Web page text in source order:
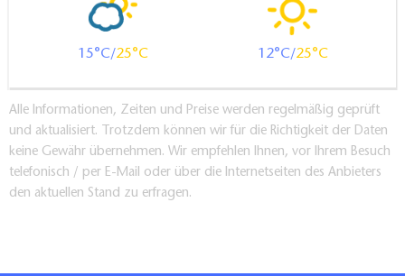
15 25 12 25
Alle Informationen, Zeiten und Preise werden regelmäßig geprüft
und aktualisiert. Trotzdem können wir für die Richtigkeit der Daten
keine Gewähr übernehmen. Wir empfehlen Ihnen, vor Ihrem Besuch
telefonisch / per E-Mail oder über die Internetseiten des Anbieters
den aktuellen Stand zu erfragen.